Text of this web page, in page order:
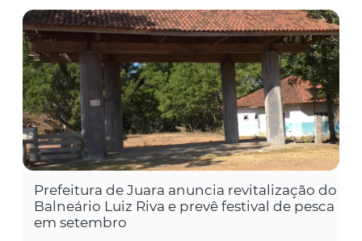
Prefeitura de Juara anuncia revitalização do
Balneário Luiz Riva e prevê festival de pesca
em setembro